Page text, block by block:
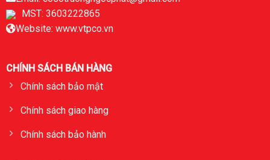
MST: 3603222865
Website: www.vtpco.vn
CHÍNH SÁCH BÁN HÀNG
Chính sách bảo mật
Chính sách giao hàng
Chính sách bảo hành